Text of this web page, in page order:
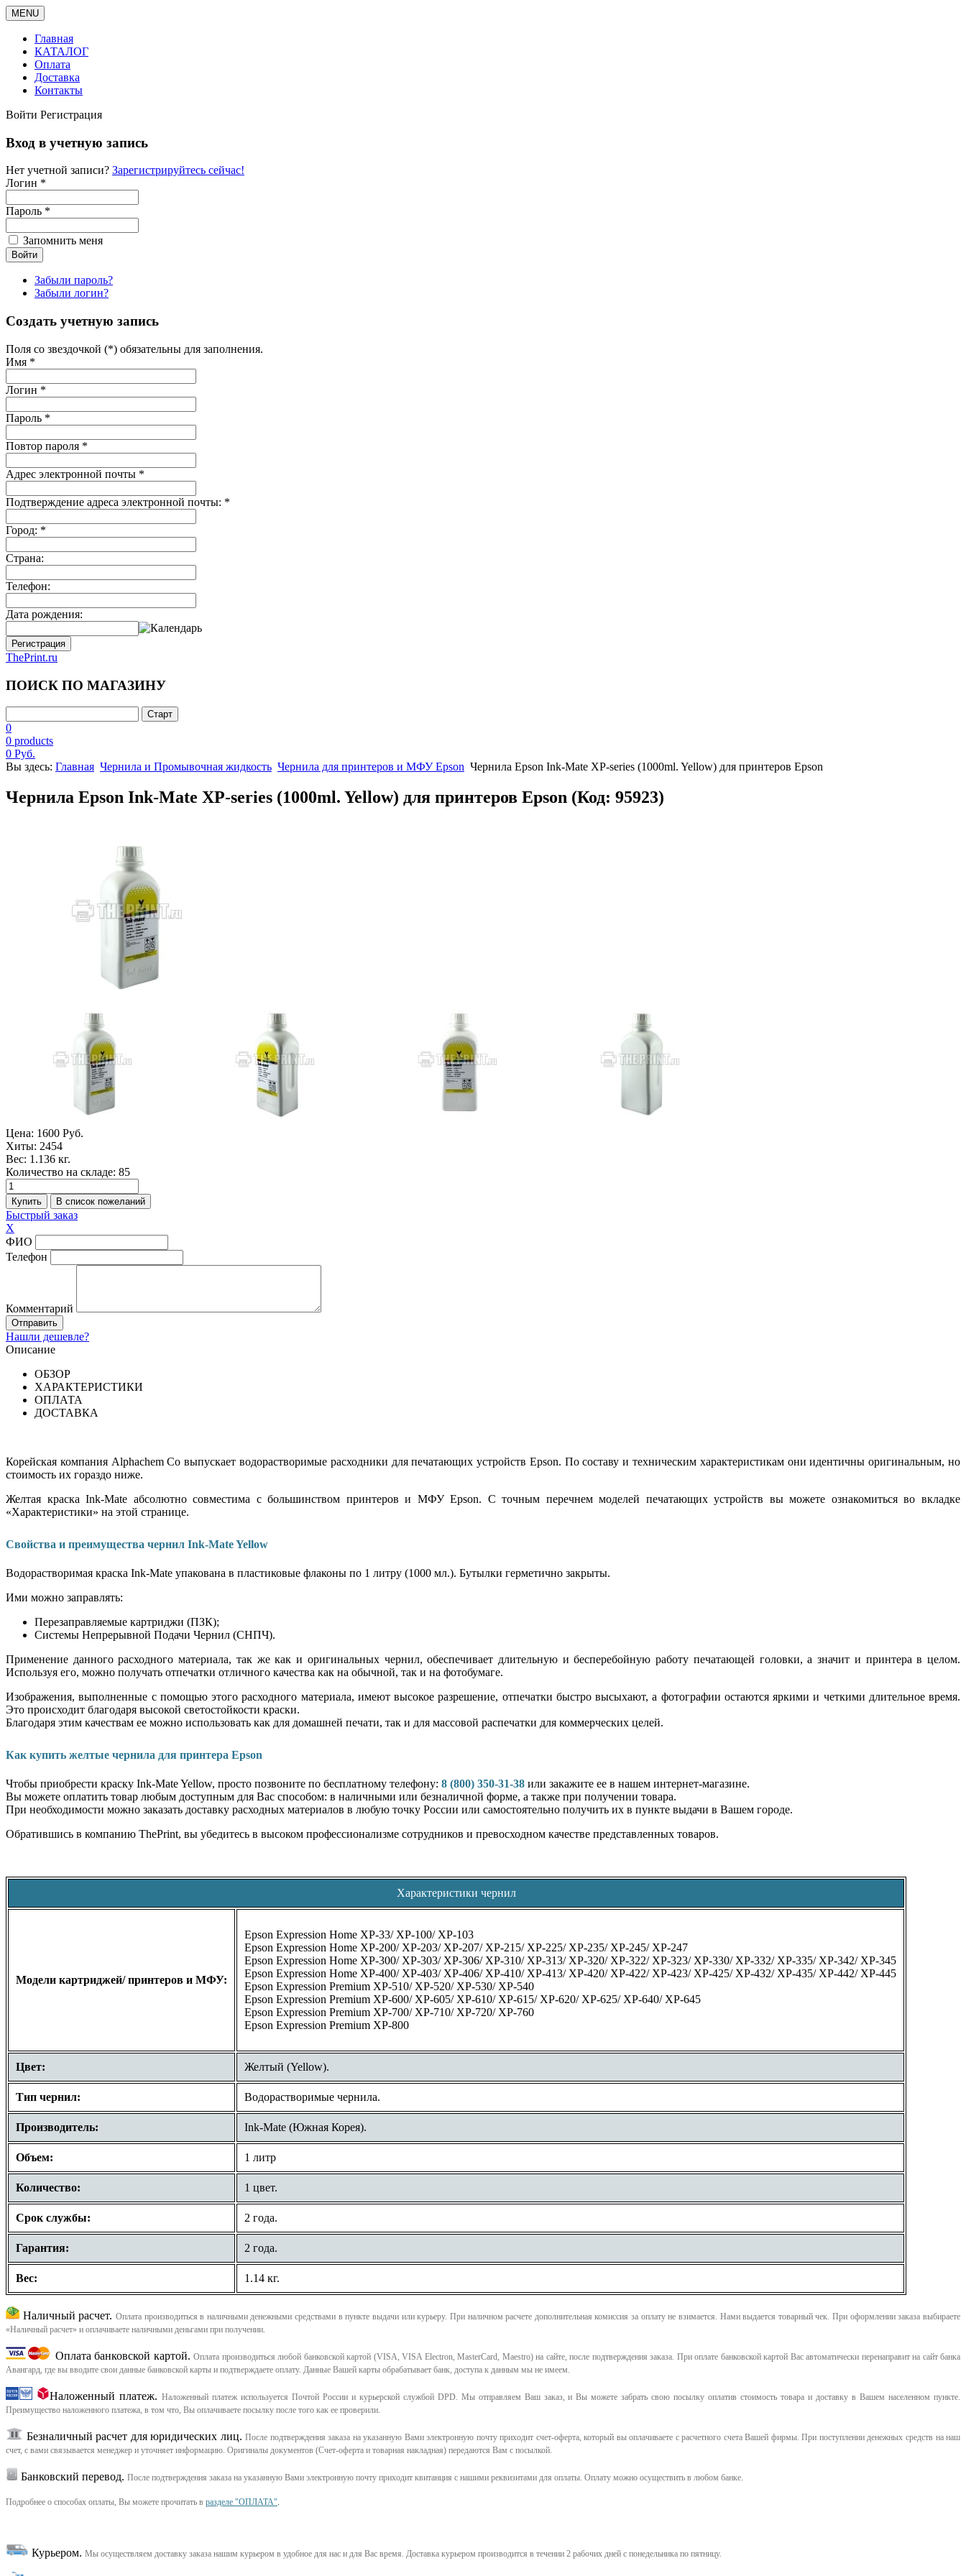
MENU
Главная
КАТАЛОГ
Оплата
Доставка
Контакты
Войти Регистрация
Вход в учетную запись
Нет учетной записи? Зарегистрируйтесь сейчас!
Логин *
Пароль *
Запомнить меня
Забыли пароль?
Забыли логин?
Создать учетную запись
Поля со звездочкой (*) обязательны для заполнения.
Имя *
Логин *
Пароль *
Повтор пароля *
Адрес электронной почты *
Подтверждение адреса электронной почты: *
Город: *
Страна:
Телефон:
Дата рождения:
Регистрация
ThePrint.ru
ПОИСК ПО МАГАЗИНУ
0
0 products
0 Руб.
Вы здесь: Главная Чернила и Промывочная жидкость Чернила для принтеров и МФУ Epson Чернила Epson Ink-Mate XP-series (1000ml. Yellow) для принтеров Epson
Чернила Epson Ink-Mate XP-series (1000ml. Yellow) для принтеров Epson (Код: 95923)
Цена: 1600 Руб.
Хиты: 2454
Вес: 1.136 кг.
Количество на складе: 85
Быстрый заказ
X
ФИО
Телефон
Комментарий
Нашли дешевле?
Описание
ОБЗОР
ХАРАКТЕРИСТИКИ
ОПЛАТА
ДОСТАВКА
Корейская компания Alphachem Co выпускает водорастворимые расходники для печатающих устройств Epson. По составу и техническим характеристикам они идентичны оригинальным, но
стоимость их гораздо ниже.
Желтая краска Ink-Mate абсолютно совместима с большинством принтеров и МФУ Epson. С точным перечнем моделей печатающих устройств вы можете ознакомиться во вкладке
«Характеристики» на этой странице.
Свойства и преимущества чернил Ink-Mate Yellow
Водорастворимая краска Ink-Mate упакована в пластиковые флаконы по 1 литру (1000 мл.). Бутылки герметично закрыты.
Ими можно заправлять:
Перезаправляемые картриджи (ПЗК);
Системы Непрерывной Подачи Чернил (СНПЧ).
Применение данного расходного материала, так же как и оригинальных чернил, обеспечивает длительную и бесперебойную работу печатающей головки, а значит и принтера в целом.
Используя его, можно получать отпечатки отличного качества как на обычной, так и на фотобумаге.
Изображения, выполненные с помощью этого расходного материала, имеют высокое разрешение, отпечатки быстро высыхают, а фотографии остаются яркими и четкими длительное время.
Это происходит благодаря высокой светостойкости краски.
Благодаря этим качествам ее можно использовать как для домашней печати, так и для массовой распечатки для коммерческих целей.
Как купить желтые чернила для принтера Epson
Чтобы приобрести краску Ink-Mate Yellow, просто позвоните по бесплатному телефону: 8 (800) 350-31-38 или закажите ее в нашем интернет-магазине.
Вы можете оплатить товар любым доступным для Вас способом: в наличными или безналичной форме, а также при получении товара.
При необходимости можно заказать доставку расходных материалов в любую точку России или самостоятельно получить их в пункте выдачи в Вашем городе.
Обратившись в компанию ThePrint, вы убедитесь в высоком профессионализме сотрудников и превосходном качестве представленных товаров.
Характеристики чернил
Модели картриджей/ принтеров и МФУ:
Epson Expression Home XP-33/ XP-100/ XP-103
Epson Expression Home XP-200/ XP-203/ XP-207/ XP-215/ XP-225/ XP-235/ XP-245/ XP-247
Epson Expression Home XP-300/ XP-303/ XP-306/ XP-310/ XP-313/ XP-320/ XP-322/ XP-323/ XP-330/ XP-332/ XP-335/ XP-342/ XP-345
Epson Expression Home XP-400/ XP-403/ XP-406/ XP-410/ XP-413/ XP-420/ XP-422/ XP-423/ XP-425/ XP-432/ XP-435/ XP-442/ XP-445
Epson Expression Premium XP-510/ XP-520/ XP-530/ XP-540
Epson Expression Premium XP-600/ XP-605/ XP-610/ XP-615/ XP-620/ XP-625/ XP-640/ XP-645
Epson Expression Premium XP-700/ XP-710/ XP-720/ XP-760
Epson Expression Premium XP-800
Цвет: Желтый (Yellow).
Тип чернил: Водорастворимые чернила.
Производитель: Ink-Mate (Южная Корея).
Объем: 1 литр
Количество: 1 цвет.
Срок службы: 2 года.
Гарантия: 2 года.
Вес: 1.14 кг.
Наличный расчет. Оплата производиться в наличными денежными средствами в пункте выдачи или курьеру. При наличном расчете дополнительная комиссия за оплату не взимается. Нами выдается товарный чек.При оформлении заказа выбираете
«Наличный расчет» и оплачиваете наличными деньгами при получении.
Оплата банковской картой. Оплата производиться любой банковской картой (VISA, VISA Electron, MasterCard, Maestro) на сайте, после подтверждения заказа. При оплате банковской картой Вас автоматически перенаправит на сайт банка
Авангард, где вы вводите свои данные банковской карты и подтверждаете оплату. Данные Вашей карты обрабатывает банк, доступа к данным мы не имеем.
Наложенный платеж. Наложенный платеж используется Почтой России и курьерской службой DPD. Мы отправляем Ваш заказ, и Вы можете забрать свою посылку оплатив стоимость товара и доставку в Вашем населенном пункте.
Преимущество наложенного платежа, в том что, Вы оплачиваете посылку после того как ее проверили.
Безналичный расчет для юридических лиц. После подтверждения заказа на указанную Вами электронную почту приходит счет-оферта, который вы оплачиваете с расчетного счета Вашей фирмы. При поступлении денежных средств на наш
счет, с вами связывается менеджер и уточняет информацию. Оригиналы документов (Счет-оферта и товарная накладная) передаются Вам с посылкой.
Банковский перевод. После подтверждения заказа на указанную Вами электронную почту приходит квитанция с нашими реквизитами для оплаты. Оплату можно осуществить в любом банке.
Подробнее о способах оплаты, Вы можете прочитать в разделе "ОПЛАТА"
Курьером. Мы осуществляем доставку заказа нашим курьером в удобное для нас и для Вас время. Доставка курьером производится в течении 2 рабочих дней с понедельника по пятницу.